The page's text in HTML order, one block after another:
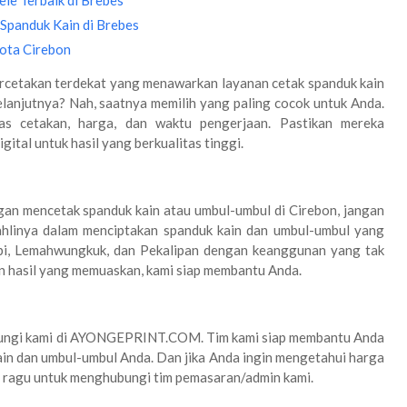
Kain di Brebes
Cirebon
terdekat yang menawarkan layanan cetak spanduk kain
Nah, saatnya memilih yang paling cocok untuk Anda.
cetakan, harga, dan waktu pengerjaan. Pastikan mereka
untuk hasil yang berkualitas tinggi.
mencetak spanduk kain atau umbul-umbul di Cirebon, jangan
dalam menciptakan spanduk kain dan umbul-umbul yang
Lemahwungkuk, dan Pekalipan dengan keanggunan yang tak
yang memuaskan, kami siap membantu Anda.
kami di AYONGEPRINT.COM. Tim kami siap membantu Anda
dan umbul-umbul Anda. Dan jika Anda ingin mengetahui harga
untuk menghubungi tim pemasaran/admin kami.